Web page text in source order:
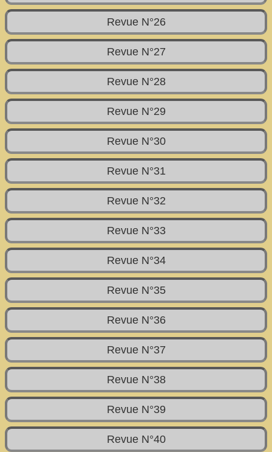
Revue N°26
Revue N°27
Revue N°28
Revue N°29
Revue N°30
Revue N°31
Revue N°32
Revue N°33
Revue N°34
Revue N°35
Revue N°36
Revue N°37
Revue N°38
Revue N°39
Revue N°40